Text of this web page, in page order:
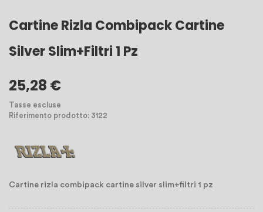
Cartine Rizla Combipack Cartine
Silver Slim+filtri 1 Pz
25,28 €
Tasse escluse
Riferimento prodotto: 3122
Cartine rizla combipack cartine silver slim+filtri 1 pz